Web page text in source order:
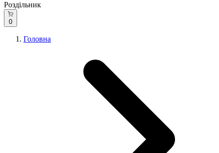
Роздільник
0
Головна